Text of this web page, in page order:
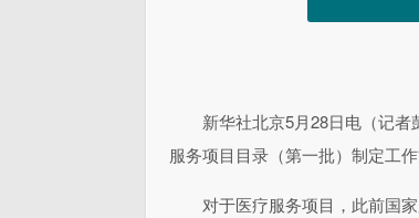
新华社北京5月28日电（记
服务项目目录（第一批）制定工
对于医疗服务项目，此前国